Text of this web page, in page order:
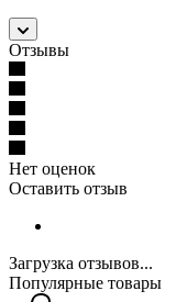
Отзывы
Нет оценок
Оставить отзыв
Загрузка отзывов...
Популярные товары